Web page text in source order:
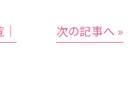
│ 次の記事へ »